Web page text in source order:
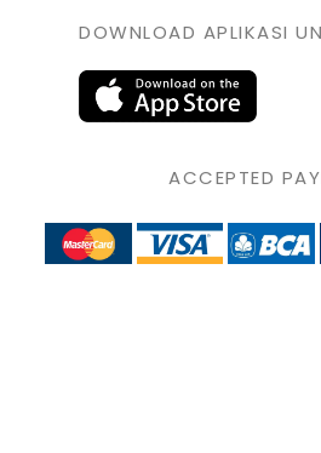
DOWNLOAD APLIKASI
ACCEPTED